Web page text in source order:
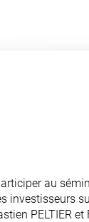
au
investisseurs
PELTIER